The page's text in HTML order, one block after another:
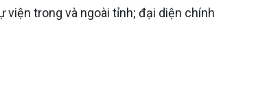
viện trong và ngoài tỉnh; đại diện chính